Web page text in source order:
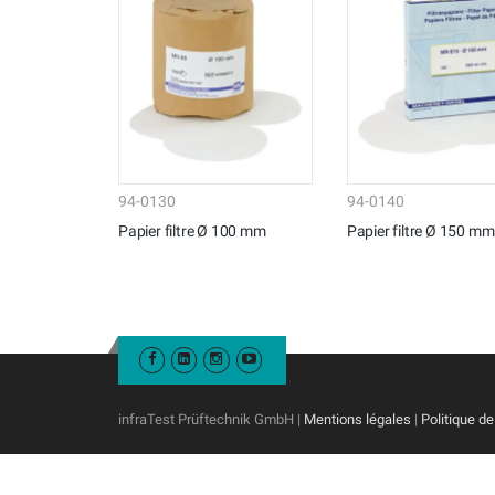
94-0130
Papier filtre Ø 100 mm
94-0140
Papier filtre Ø 150 mm
infraTest Prüftechnik GmbH | Mentions légales | Politique